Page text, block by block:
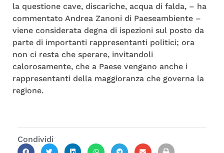
la questione cave, discariche, acqua di falda, – ha
commentato Andrea Zanoni di Paeseambiente –
viene considerata degna di ispezioni sul posto da
parte di importanti rappresentanti politici; ora
non ci resta che sperare, invitandoli
calorosamente, che a Paese vengano anche i
rappresentanti della maggioranza che governa la
regione.
Condividi